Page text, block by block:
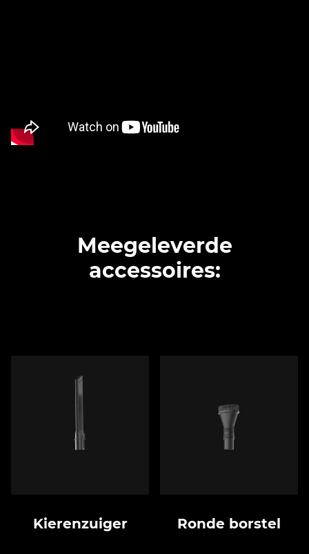
Meegeleverde
accessoires:
Kierenzuiger Ronde borstel